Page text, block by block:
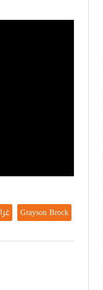
Grayson Brock